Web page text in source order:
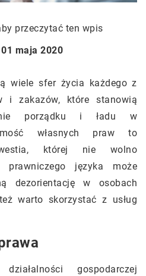
przeczytać ten wpis
01 maja 2020
wiele sfer życia każdego z
i zakazów, które stanowią
porządku i ładu w
własnych praw to
której nie wolno
prawniczego języka może
dezorientację w osobach
warto skorzystać z usług
gospodarczej